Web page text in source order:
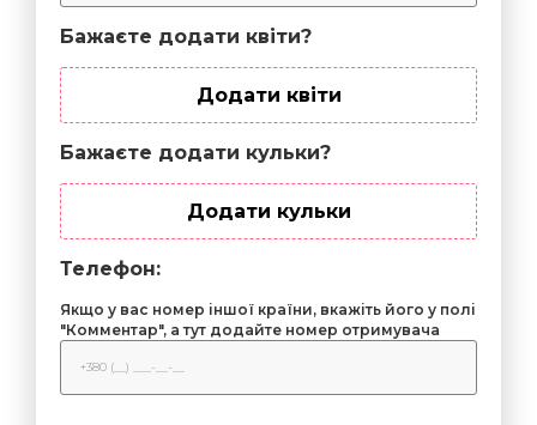
Бажаєте додати квіти?
Додати квіти
Бажаєте додати кульки?
Додати кульки
Телефон:
Якщо у вас номер іншої країни, вкажіть його у полі
"Комментар", а тут додайте номер отримувача